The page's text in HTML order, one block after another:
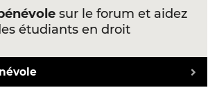
sur le forum et aidez
étudiants en droit